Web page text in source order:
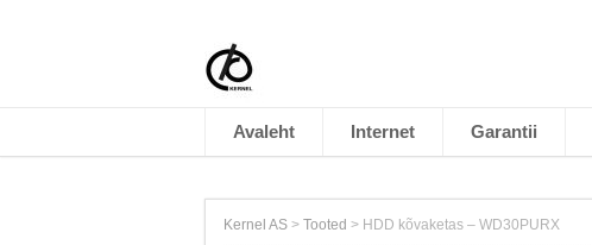
Avaleht Internet Garantii
Kernel AS > Tooted > HDD kõvaketas – WD30PURX